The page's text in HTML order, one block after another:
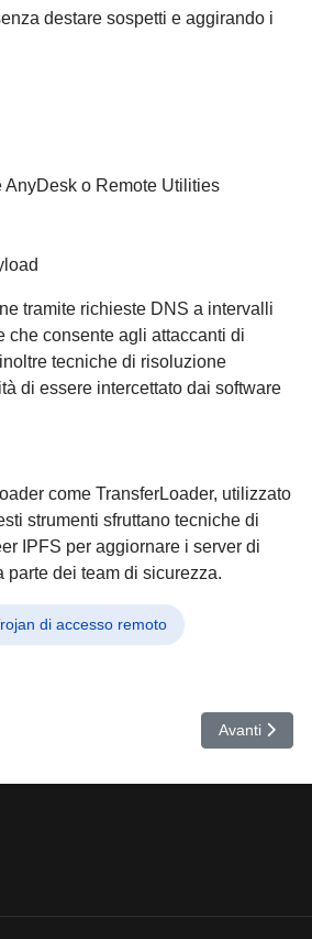
destare sospetti e aggirando i
AnyDesk o Remote Utilities
tramite richieste DNS a intervalli
che consente agli attaccanti di
tecniche di risoluzione
di essere intercettato dai software
come TransferLoader, utilizzato
strumenti sfruttano tecniche di
IPFS per aggiornare i server di
parte dei team di sicurezza.
di accesso remoto
e Dati Prima che Sia Troppo Tardi
Articolo
Avanti